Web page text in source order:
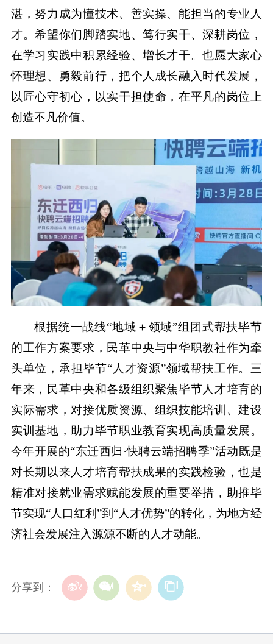
湛，努力成为懂技术、善实操、能担当的专业人
才。希望你们脚踏实地、笃行实干、深耕岗位，
在学习实践中积累经验、增长才干。也愿大家心
怀理想、勇毅前行，把个人成长融入时代发展，
以匠心守初心，以实干担使命，在平凡的岗位上
创造不凡价值。
根据统一战线“地域＋领域”组团式帮扶毕节
的工作方案要求，民革中央与中华职教社作为牵
头单位，承担毕节“人才资源”领域帮扶工作。三
年来，民革中央和各级组织聚焦毕节人才培育的
实际需求，对接优质资源、组织技能培训、建设
实训基地，助力毕节职业教育实现高质量发展。
今年开展的“东迁西归·快聘云端招聘季”活动既是
对长期以来人才培育帮扶成果的实践检验，也是
精准对接就业需求赋能发展的重要举措，助推毕
节实现“人口红利”到“人才优势”的转化，为地方经
济社会发展注入源源不断的人才动能。
分享到：